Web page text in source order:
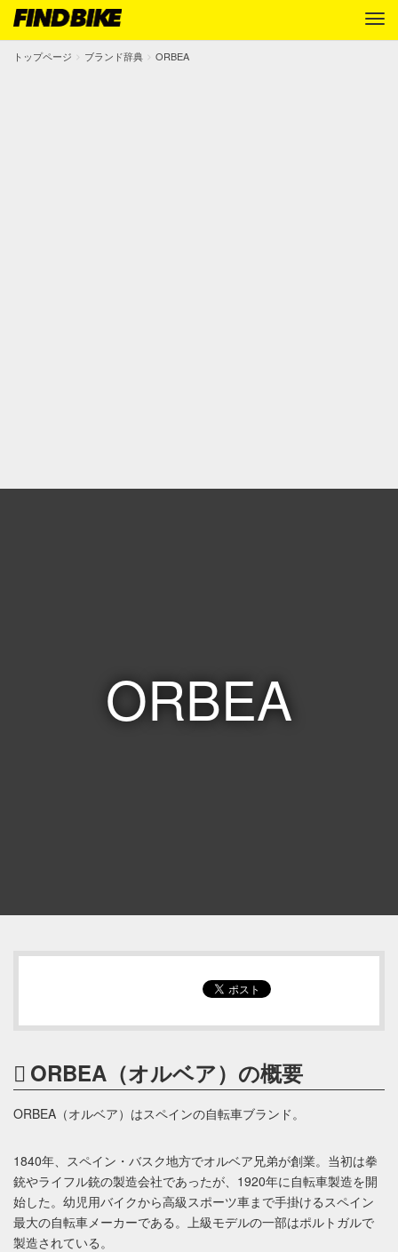
トップページ ブランド辞典 ORBEA
ORBEA
ORBEA（オルベア）の概要
ORBEA（オルベア）はスペインの自転車ブランド。
1840年、スペイン・バスク地方でオルベア兄弟が創業。当初は拳
銃やライフル銃の製造会社であったが、1920年に自転車製造を開
始した。幼児用バイクから高級スポーツ車まで手掛けるスペイン
最大の自転車メーカーである。上級モデルの一部はポルトガルで
製造されている。